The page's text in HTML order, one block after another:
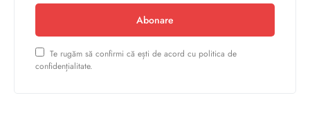
Abonare
Te rugăm să confirmi că ești de acord cu politica de
confidențialitate.